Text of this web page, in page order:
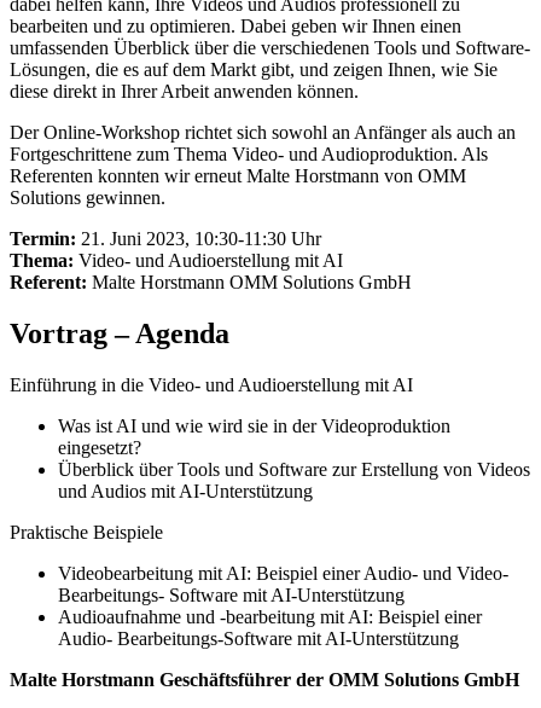
dabei helfen kann, Ihre Videos und Audios professionell zu
bearbeiten und zu optimieren. Dabei geben wir Ihnen einen
umfassenden Überblick über die verschiedenen Tools und Software-
Lösungen, die es auf dem Markt gibt, und zeigen Ihnen, wie Sie
diese direkt in Ihrer Arbeit anwenden können.
Der Online-Workshop richtet sich sowohl an Anfänger als auch an
Fortgeschrittene zum Thema Video- und Audioproduktion. Als
Referenten konnten wir erneut Malte Horstmann von OMM
Solutions gewinnen.
Termin: 21. Juni 2023, 10:30-11:30 Uhr
Thema: Video- und Audioerstellung mit AI
Referent: Malte Horstmann OMM Solutions GmbH
Vortrag – Agenda
Einführung in die Video- und Audioerstellung mit AI
Was ist AI und wie wird sie in der Videoproduktion
eingesetzt?
Überblick über Tools und Software zur Erstellung von Videos
und Audios mit AI-Unterstützung
Praktische Beispiele
Videobearbeitung mit AI: Beispiel einer Audio- und Video-
Bearbeitungs- Software mit AI-Unterstützung
Audioaufnahme und -bearbeitung mit AI: Beispiel einer
Audio- Bearbeitungs-Software mit AI-Unterstützung
Malte Horstmann Geschäftsführer der OMM Solutions GmbH